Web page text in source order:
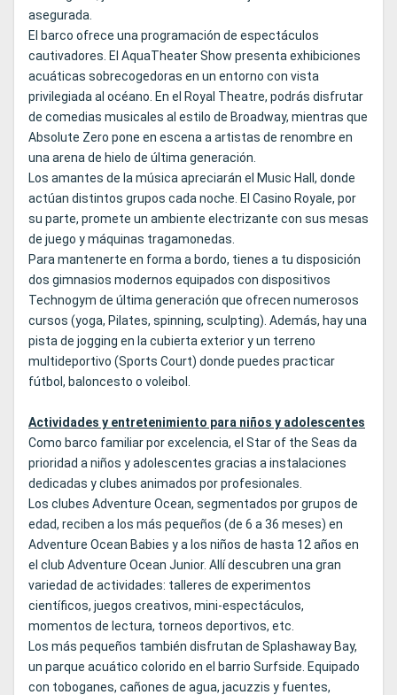
asegurada.
El barco ofrece una programación de espectáculos
cautivadores. El AquaTheater Show presenta exhibiciones
acuáticas sobrecogedoras en un entorno con vista
privilegiada al océano. En el Royal Theatre, podrás disfrutar
de comedias musicales al estilo de Broadway, mientras que
Absolute Zero pone en escena a artistas de renombre en
una arena de hielo de última generación.
Los amantes de la música apreciarán el Music Hall, donde
actúan distintos grupos cada noche. El Casino Royale, por
su parte, promete un ambiente electrizante con sus mesas
de juego y máquinas tragamonedas.
Para mantenerte en forma a bordo, tienes a tu disposición
dos gimnasios modernos equipados con dispositivos
Technogym de última generación que ofrecen numerosos
cursos (yoga, Pilates, spinning, sculpting). Además, hay una
pista de jogging en la cubierta exterior y un terreno
multideportivo (Sports Court) donde puedes practicar
fútbol, baloncesto o voleibol.
Actividades y entretenimiento para niños y adolescentes
Como barco familiar por excelencia, el Star of the Seas da
prioridad a niños y adolescentes gracias a instalaciones
dedicadas y clubes animados por profesionales.
Los clubes Adventure Ocean, segmentados por grupos de
edad, reciben a los más pequeños (de 6 a 36 meses) en
Adventure Ocean Babies y a los niños de hasta 12 años en
el club Adventure Ocean Junior. Allí descubren una gran
variedad de actividades: talleres de experimentos
científicos, juegos creativos, mini-espectáculos,
momentos de lectura, torneos deportivos, etc.
Los más pequeños también disfrutan de Splashaway Bay,
un parque acuático colorido en el barrio Surfside. Equipado
con toboganes, cañones de agua, jacuzzis y fuentes,